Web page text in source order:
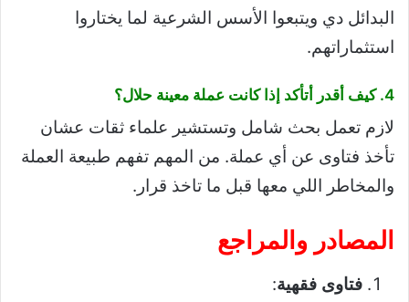
البدائل دي ويتبعوا الأسس الشرعية لما يختاروا
استثماراتهم.
4. كيف أقدر أتأكد إذا كانت عملة معينة حلال؟
لازم تعمل بحث شامل وتستشير علماء ثقات عشان
تأخذ فتاوى عن أي عملة. من المهم تفهم طبيعة العملة
والمخاطر اللي معها قبل ما تاخذ قرار.
المصادر والمراجع
فتاوى فقهية: